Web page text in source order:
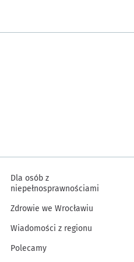
Dla osób z
niepełnosprawnościami
Zdrowie we Wrocławiu
Wiadomości z regionu
Polecamy